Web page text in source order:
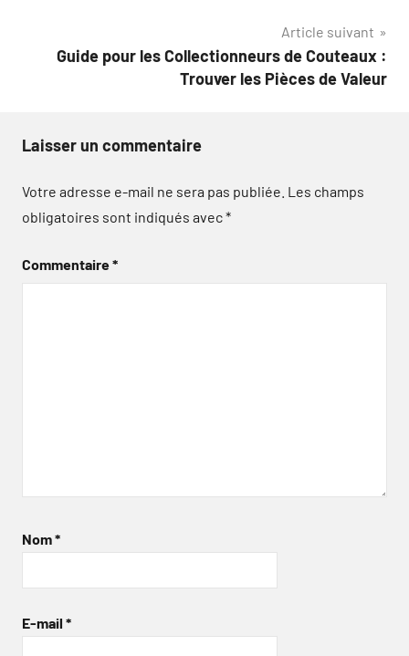
Article suivant
Guide pour les Collectionneurs de Couteaux :
Trouver les Pièces de Valeur
Laisser un commentaire
Votre adresse e-mail ne sera pas publiée. Les champs
obligatoires sont indiqués avec*
Commentaire*
Nom*
E-mail *